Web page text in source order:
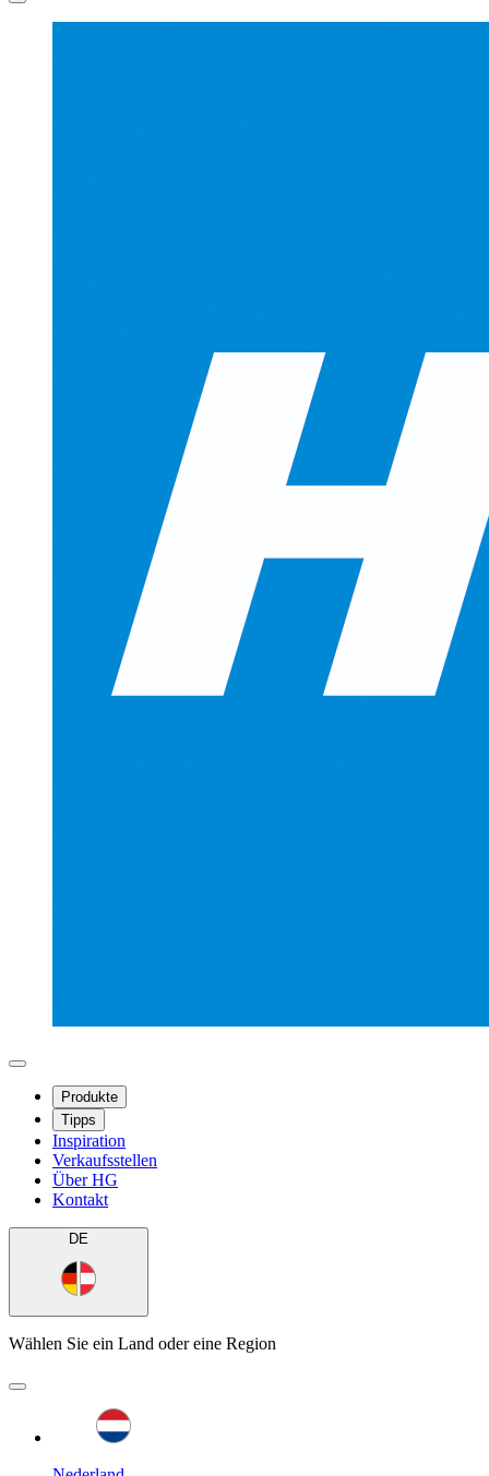
Produkte
Tipps
Inspiration
Verkaufsstellen
Über HG
Kontakt
DE
Wählen Sie ein Land oder eine Region